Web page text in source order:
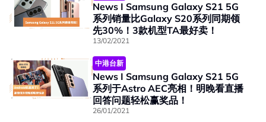
News I Samsung Galaxy S21 5G
系列销量比Galaxy S20系列同期领
先30%！3款机型TA最好卖！
13/02/2021
中港台新
News I Samsung Galaxy S21 5G
系列于Astro AEC亮相！明晚看直播
回答问题轻松赢奖品！
26/01/2021